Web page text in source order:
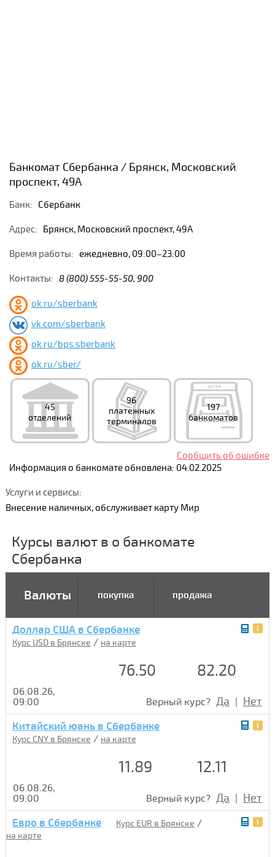
Банкомат Сбербанка / Брянск, Московский
проспект, 49А
Банк: Сбербанк
Адрес: Брянск, Московский проспект, 49А
Время работы: ежедневно, 09:00–23:00
Контакты: 8 (800) 555-55-50, 900
ok.ru/sberbank
vk.com/sberbank
ok.ru/bps.sberbank
ok.ru/sber/
45
отделений
96
платежных
терминалов
197
банкоматов
Сообщить об ошибке
Информация о банкомате обновлена: 04.02.2025
Услуги и сервисы:
Внесение наличных, обслуживает карту Мир
Курсы валют в о банкомате
Сбербанка
Валюты покупка продажа
Доллар США в Сбербанке
Курс USD в Брянске / на карте
76.50 82.20
06.08.26,
09:00
Верный курс? Да | Нет
Китайский юань в Сбербанке
Курс CNY в Брянске / на карте
11.89 12.11
06.08.26,
09:00
Верный курс? Да | Нет
Евро в Сбербанке Курс EUR в Брянске /
на карте